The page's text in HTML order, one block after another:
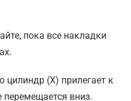
пока все накладки
цилиндр (X) прилегает к
перемещается вниз.